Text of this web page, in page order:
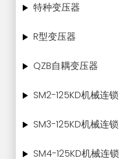
特种变压器
R型变压器
QZB自耦变压器
SM2-125KD机械连锁
SM3-125KD机械连锁
SM4-125KD机械连锁